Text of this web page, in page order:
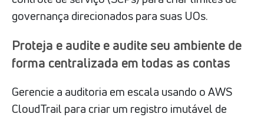
governança direcionados para suas UOs.
Proteja e audite e audite seu ambiente de
forma centralizada em todas as contas
Gerencie a auditoria em escala usando o AWS
CloudTrail para criar um registro imutável de